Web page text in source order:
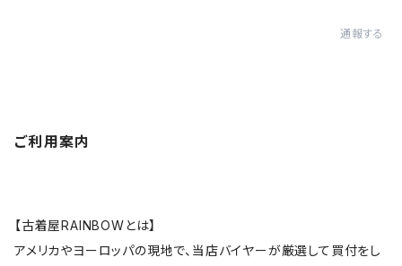
通報する
ご利用案内
【古着屋RAINBOWとは】
アメリカやヨーロッパの現地で、当店バイヤーが厳選して買付をし